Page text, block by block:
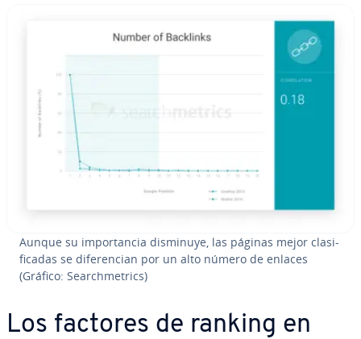
Aunque su im­po­r­ta­n­cia disminuye, las páginas mejor cla­si­
fi­ca­das se di­fe­re­n­cian por un alto número de enlaces
(Gráfico: Sea­r­ch­me­tri­cs)
Los factores de ranking en